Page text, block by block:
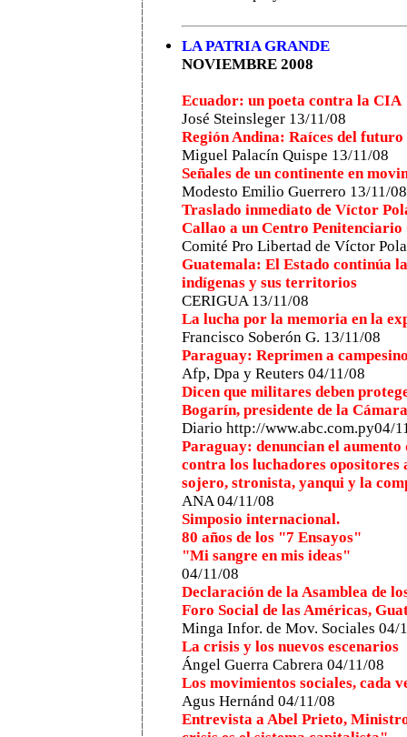
LA PATRIA GRANDE
NOVIEMBRE 2008
Ecuador: un poeta contra la CIA
José Steinsleger 13/11/08
Región Andina: Raíces del futuro
Miguel Palacín Quispe 13/11/08
Señales de un continente en
Modesto Emilio Guerrero 13/11/08
Traslado inmediato de Víctor
Callao a un Centro
Comité Pro Libertad de Víctor
Guatemala: El Estado continúa
indígenas y sus territorios
CERIGUA 13/11/08
La lucha por la memoria en la
Francisco Soberón G. 13/11/08
Paraguay: Reprimen a
Afp, Dpa y Reuters 04/11/08
Dicen que militares deben
Bogarín, presidente de la
Diario http://www.abc.com.py04/
Paraguay: denuncian el
contra los luchadores
sojero, stronista, yanqui y la
ANA 04/11/08
Simposio internacional.
80 años de los "7 Ensayos"
"Mi sangre en mis ideas"
04/11/08
Declaración de la Asamblea de
Foro Social de las Américas,
Minga Infor. de Mov. Sociales 04/
La crisis y los nuevos escenarios
Ángel Guerra Cabrera 04/11/08
Los movimientos sociales, cada
Agus Hernánd 04/11/08
Entrevista a Abel Prieto,